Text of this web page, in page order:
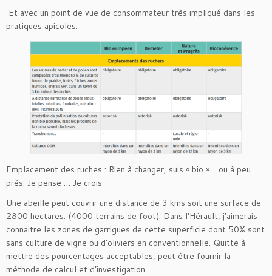
Et avec un point de vue de consommateur très impliqué dans les
pratiques apicoles.
Emplacement des ruches : Rien à changer, suis « bio » …ou à peu
près. Je pense … Je crois
Une abeille peut couvrir une distance de 3 kms soit une surface de
2800 hectares. (4000 terrains de foot). Dans l’Hérault, j’aimerais
connaitre les zones de garrigues de cette superficie dont 50% sont
sans culture de vigne ou d’oliviers en conventionnelle. Quitte à
mettre des pourcentages acceptables, peut être fournir la
méthode de calcul et d’investigation.